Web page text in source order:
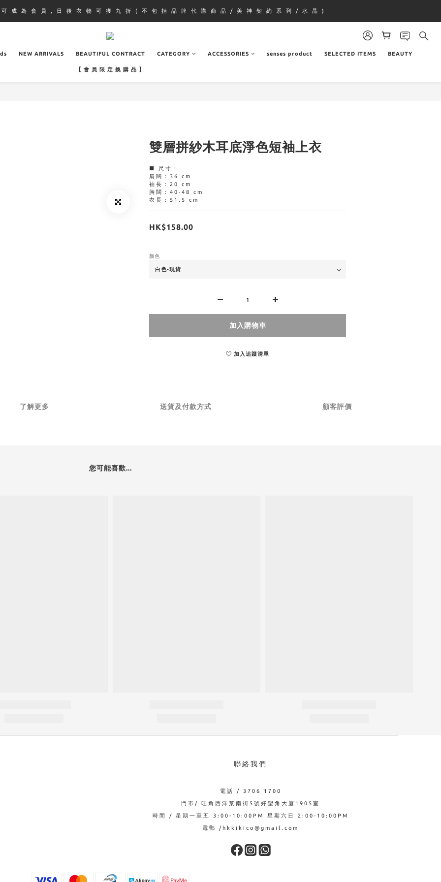
成 為 會 員 , 日 後 衣 物 可 獲 九 折 ( 不 包 括 品 牌 代 購 商 品 / 美 神 契 約 系 列 / 水 晶 )
NEW ARRIVALS BEAUTIFUL CONTRACT CATEGORY ACCESSORIES senses product SELECTED ITEMS BEAUTY
【 會 員 限 定 換 購 品 】
雙層拼紗木耳底淨色短袖上衣
■ 尺寸：
肩闊：36 cm
袖長：20 cm
胸闊：40-48 cm
衣長：51.5 cm
HK$158.00
顏色
加入購物車
加入追蹤清單
了解更多 送貨及付款方式 顧客評價
您可能喜歡...
聯絡我們
電話 / 3706 1700
門市/ 旺角西洋菜南街5號好望角大廈1905室
時間 / 星期一至五 3:00-10:00PM 星期六日 2:00-10:00PM
電郵 /hkkikico@gmail.com